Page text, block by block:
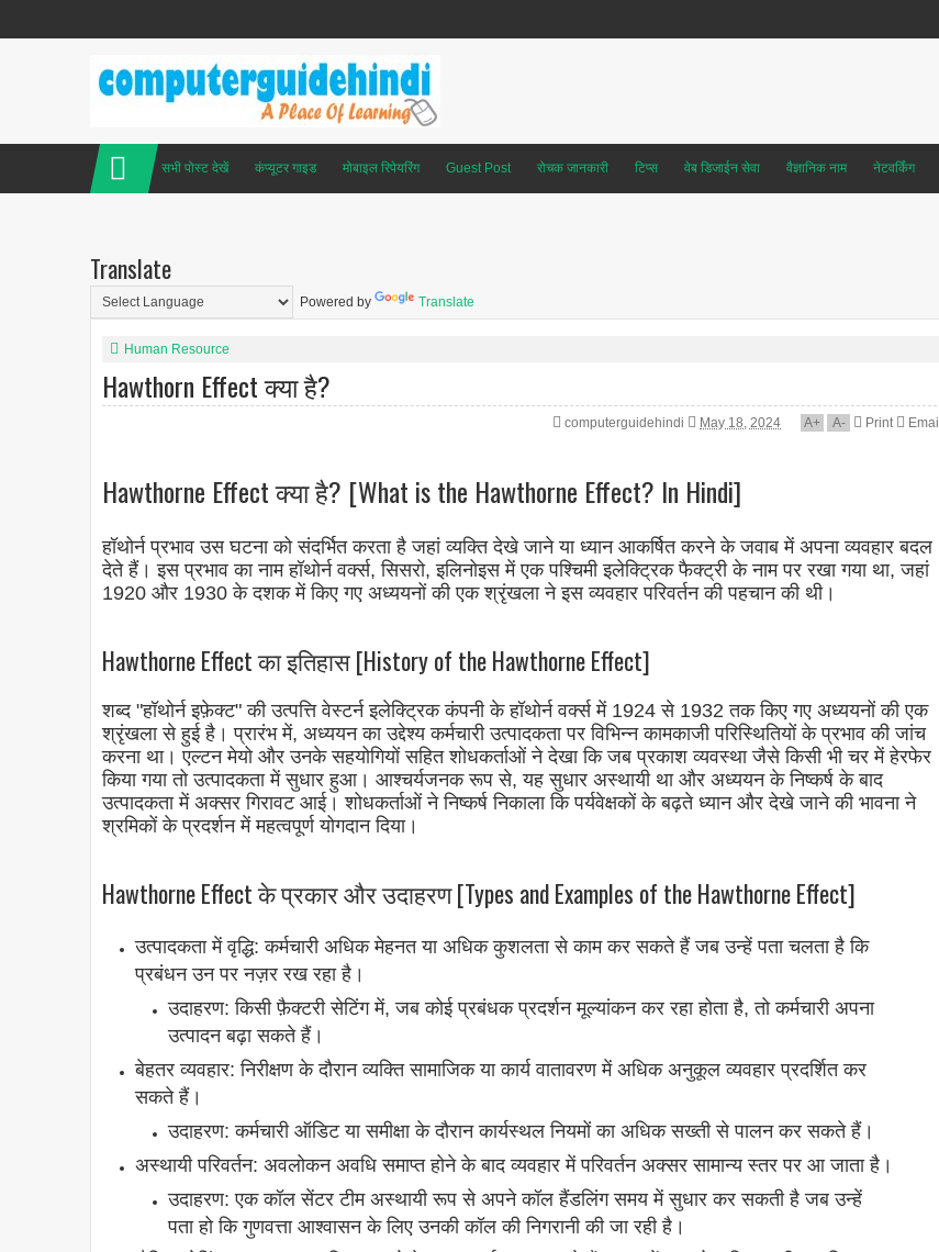
सभी पोस्ट देखें कंप्यूटर गाइड मोबाइल रिपेयरिंग Guest Post रोचक जानकारी टिप्स वेब डिजाईन सेवा वैज्ञानिक नाम नेटवर्किंग
Translate
Powered by Translate
Human Resource
Hawthorn Effect क्या है?
computerguidehindi May 18, 2024 A+ A- Print Email
Hawthorne Effect क्या है? [What is the Hawthorne Effect? In Hindi]
हॉथोर्न प्रभाव उस घटना को संदर्भित करता है जहां व्यक्ति देखे जाने या ध्यान आकर्षित करने के जवाब में अपना व्यवहार बदल
देते हैं। इस प्रभाव का नाम हॉथोर्न वर्क्स, सिसरो, इलिनोइस में एक पश्चिमी इलेक्ट्रिक फैक्ट्री के नाम पर रखा गया था, जहां
1920 और 1930 के दशक में किए गए अध्ययनों की एक श्रृंखला ने इस व्यवहार परिवर्तन की पहचान की थी।
Hawthorne Effect का इतिहास [History of the Hawthorne Effect]
शब्द "हॉथोर्न इफ़ेक्ट" की उत्पत्ति वेस्टर्न इलेक्ट्रिक कंपनी के हॉथोर्न वर्क्स में 1924 से 1932 तक किए गए अध्ययनों की एक
श्रृंखला से हुई है। प्रारंभ में, अध्ययन का उद्देश्य कर्मचारी उत्पादकता पर विभिन्न कामकाजी परिस्थितियों के प्रभाव की जांच
करना था। एल्टन मेयो और उनके सहयोगियों सहित शोधकर्ताओं ने देखा कि जब प्रकाश व्यवस्था जैसे किसी भी चर में हेरफेर
किया गया तो उत्पादकता में सुधार हुआ। आश्चर्यजनक रूप से, यह सुधार अस्थायी था और अध्ययन के निष्कर्ष के बाद
उत्पादकता में अक्सर गिरावट आई। शोधकर्ताओं ने निष्कर्ष निकाला कि पर्यवेक्षकों के बढ़ते ध्यान और देखे जाने की भावना ने
श्रमिकों के प्रदर्शन में महत्वपूर्ण योगदान दिया।
Hawthorne Effect के प्रकार और उदाहरण [Types and Examples of the Hawthorne Effect]
उत्पादकता में वृद्धि: कर्मचारी अधिक मेहनत या अधिक कुशलता से काम कर सकते हैं जब उन्हें पता चलता है कि
प्रबंधन उन पर नज़र रख रहा है।
उदाहरण: किसी फ़ैक्टरी सेटिंग में, जब कोई प्रबंधक प्रदर्शन मूल्यांकन कर रहा होता है, तो कर्मचारी अपना
उत्पादन बढ़ा सकते हैं।
बेहतर व्यवहार: निरीक्षण के दौरान व्यक्ति सामाजिक या कार्य वातावरण में अधिक अनुकूल व्यवहार प्रदर्शित कर
सकते हैं।
उदाहरण: कर्मचारी ऑडिट या समीक्षा के दौरान कार्यस्थल नियमों का अधिक सख्ती से पालन कर सकते हैं।
अस्थायी परिवर्तन: अवलोकन अवधि समाप्त होने के बाद व्यवहार में परिवर्तन अक्सर सामान्य स्तर पर आ जाता है।
उदाहरण: एक कॉल सेंटर टीम अस्थायी रूप से अपने कॉल हैंडलिंग समय में सुधार कर सकती है जब उन्हें
पता हो कि गुणवत्ता आश्वासन के लिए उनकी कॉल की निगरानी की जा रही है।